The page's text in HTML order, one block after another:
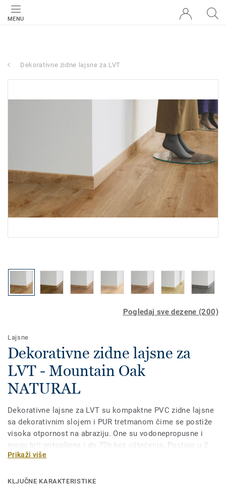
MENU
Dekorativne zidne lajsne za LVT
Pogledaj sve dezene (200)
Lajsne
Dekorativne zidne lajsne za
LVT - Mountain Oak
NATURAL
Dekorativne lajsne za LVT su kompaktne PVC zidne lajsne
sa dekorativnim slojem i PUR tretmanom čime se postiže
visoka otpornost na abraziju. One su vodonepropusne i
mogu biti potopljene i do 72h bez oštećenja. Postoje u 2
visine - 6 mm i 8 mm (Ultimate asortiman) i u
Dekorativne zidne lajsne su kompatibilne sa LVT podovima
Prikaži više
KLJUČNE KARAKTERISTIKE